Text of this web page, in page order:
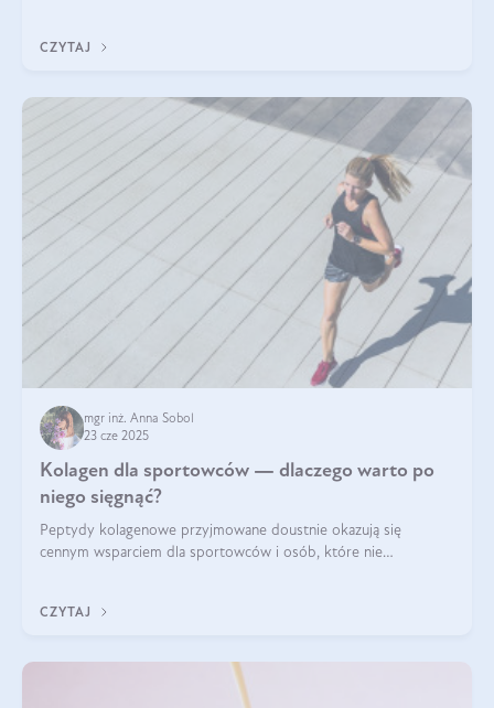
CZYTAJ
mgr inż. Anna Sobol
23 cze 2025
Kolagen dla sportowców — dlaczego warto po
niego sięgnąć?
Peptydy kolagenowe przyjmowane doustnie okazują się
cennym wsparciem dla sportowców i osób, które nie
CZYTAJ